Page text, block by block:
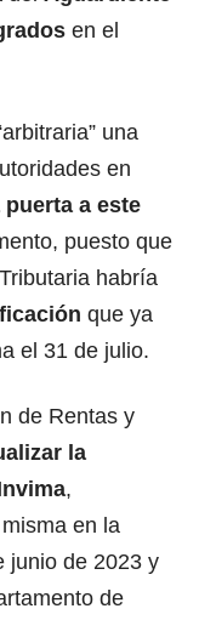
en el
una
en
a este
puesto que
habría
que ya
el 31 de julio.
de Rentas y
la
,
en la
junio de 2023 y
de